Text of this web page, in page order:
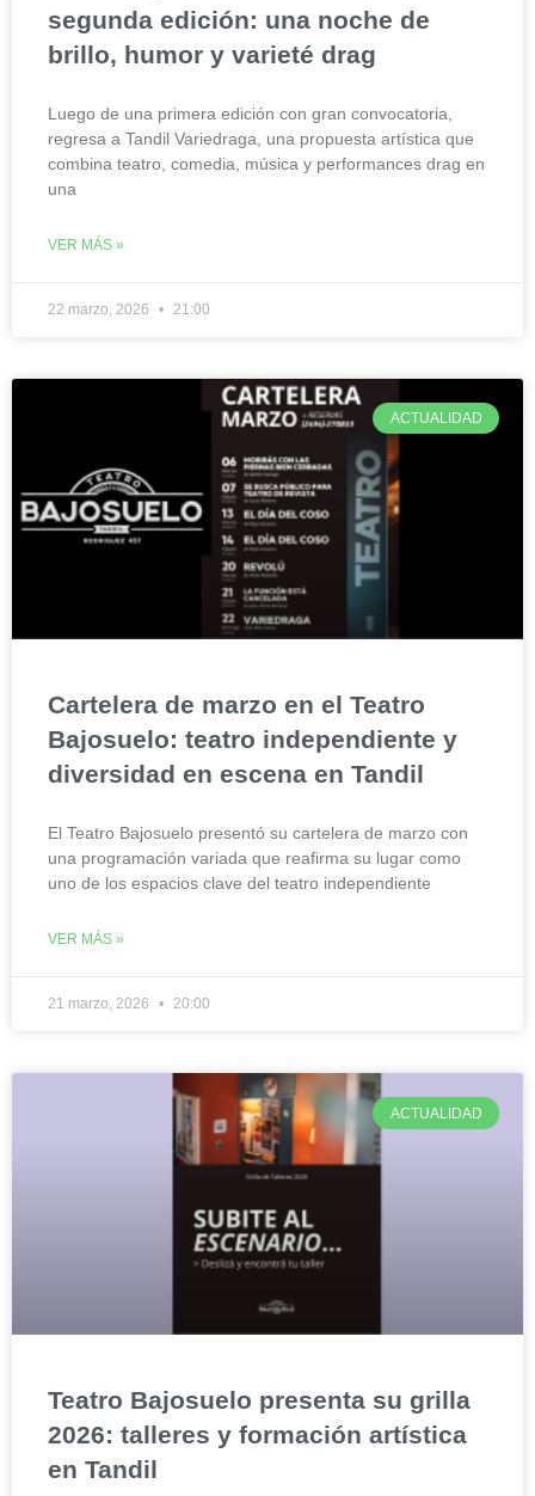
segunda edición: una noche de
brillo, humor y varieté drag
Luego de una primera edición con gran convocatoria,
regresa a Tandil Variedraga, una propuesta artística que
combina teatro, comedia, música y performances drag en
una
VER MÁS »
22 marzo, 2026 21:00
ACTUALIDAD
Cartelera de marzo en el Teatro
Bajosuelo: teatro independiente y
diversidad en escena en Tandil
El Teatro Bajosuelo presentó su cartelera de marzo con
una programación variada que reafirma su lugar como
uno de los espacios clave del teatro independiente
VER MÁS »
21 marzo, 2026 20:00
ACTUALIDAD
Teatro Bajosuelo presenta su grilla
2026: talleres y formación artística
en Tandil